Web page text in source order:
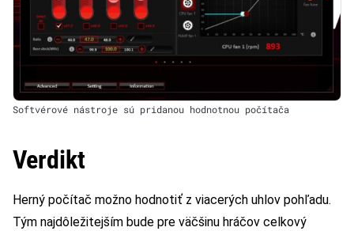
Softvérové nástroje sú pridanou hodnotnou počítača
Verdikt
Herný počítač možno hodnotiť z viacerých uhlov pohľadu.
Tým najdôležitejším bude pre väčšinu hráčov celkový